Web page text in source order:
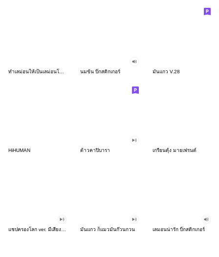
นมข้น บิ๊กสติกเกอร์ มันแกว V.28
HiHUMAN ต้าวคาปิบารา เกรียนดุ้ง มายเฟรนด์
มันแกว ก็แมวมันก๊วนกวน เลมอนน่ารัก บิ๊กสติกเกอร์